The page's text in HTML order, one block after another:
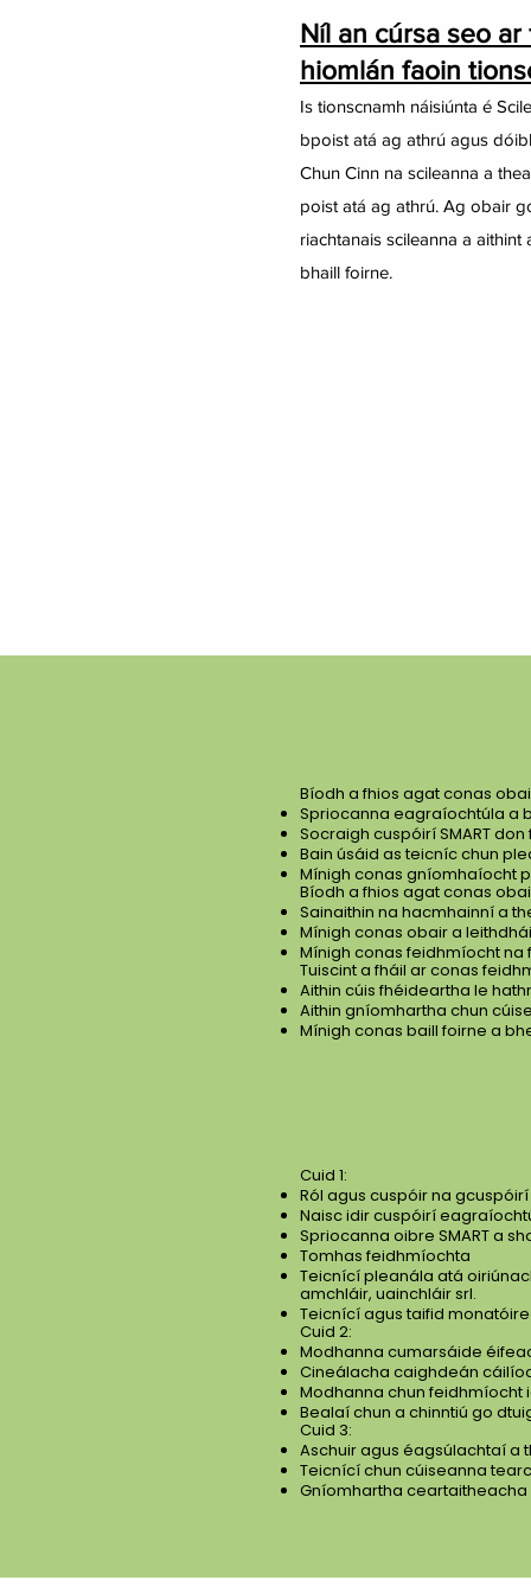
Níl an cúrsa seo
hiomlán faoin
Is tionscnamh náisiúnta é
bpoist atá ag athrú agus
Chun Cinn na scileanna a
poist atá ag athrú. Ag obair
riachtanais scileanna a
bhaill foirne.
Bíodh a fhios agat conas
Spriocanna eagraíochtúla a
Socraigh cuspóirí SMART
Bain úsáid as teicníc chun
Mínigh conas gníomhaíocht
Bíodh a fhios agat conas
Sainaithin na hacmhainní a
Mínigh conas obair a
Mínigh conas feidhmíocht
Tuiscint a fháil ar conas
Aithin cúis fhéideartha le
Aithin gníomhartha chun
Mínigh conas baill foirne a
Cuid 1:
Ról agus cuspóir na
Naisc idir cuspóirí
Spriocanna oibre SMART a
Tomhas feidhmíochta
Teicnící pleanála atá
amchláir, uainchláir srl.
Teicnící agus taifid
Cuid 2:
Modhanna cumarsáide
Cineálacha caighdeán
Modhanna chun feidhmíocht
Bealaí chun a chinntiú go
Cuid 3:
Aschuir agus éagsúlachtaí a
Teicnící chun cúiseanna
Gníomhartha